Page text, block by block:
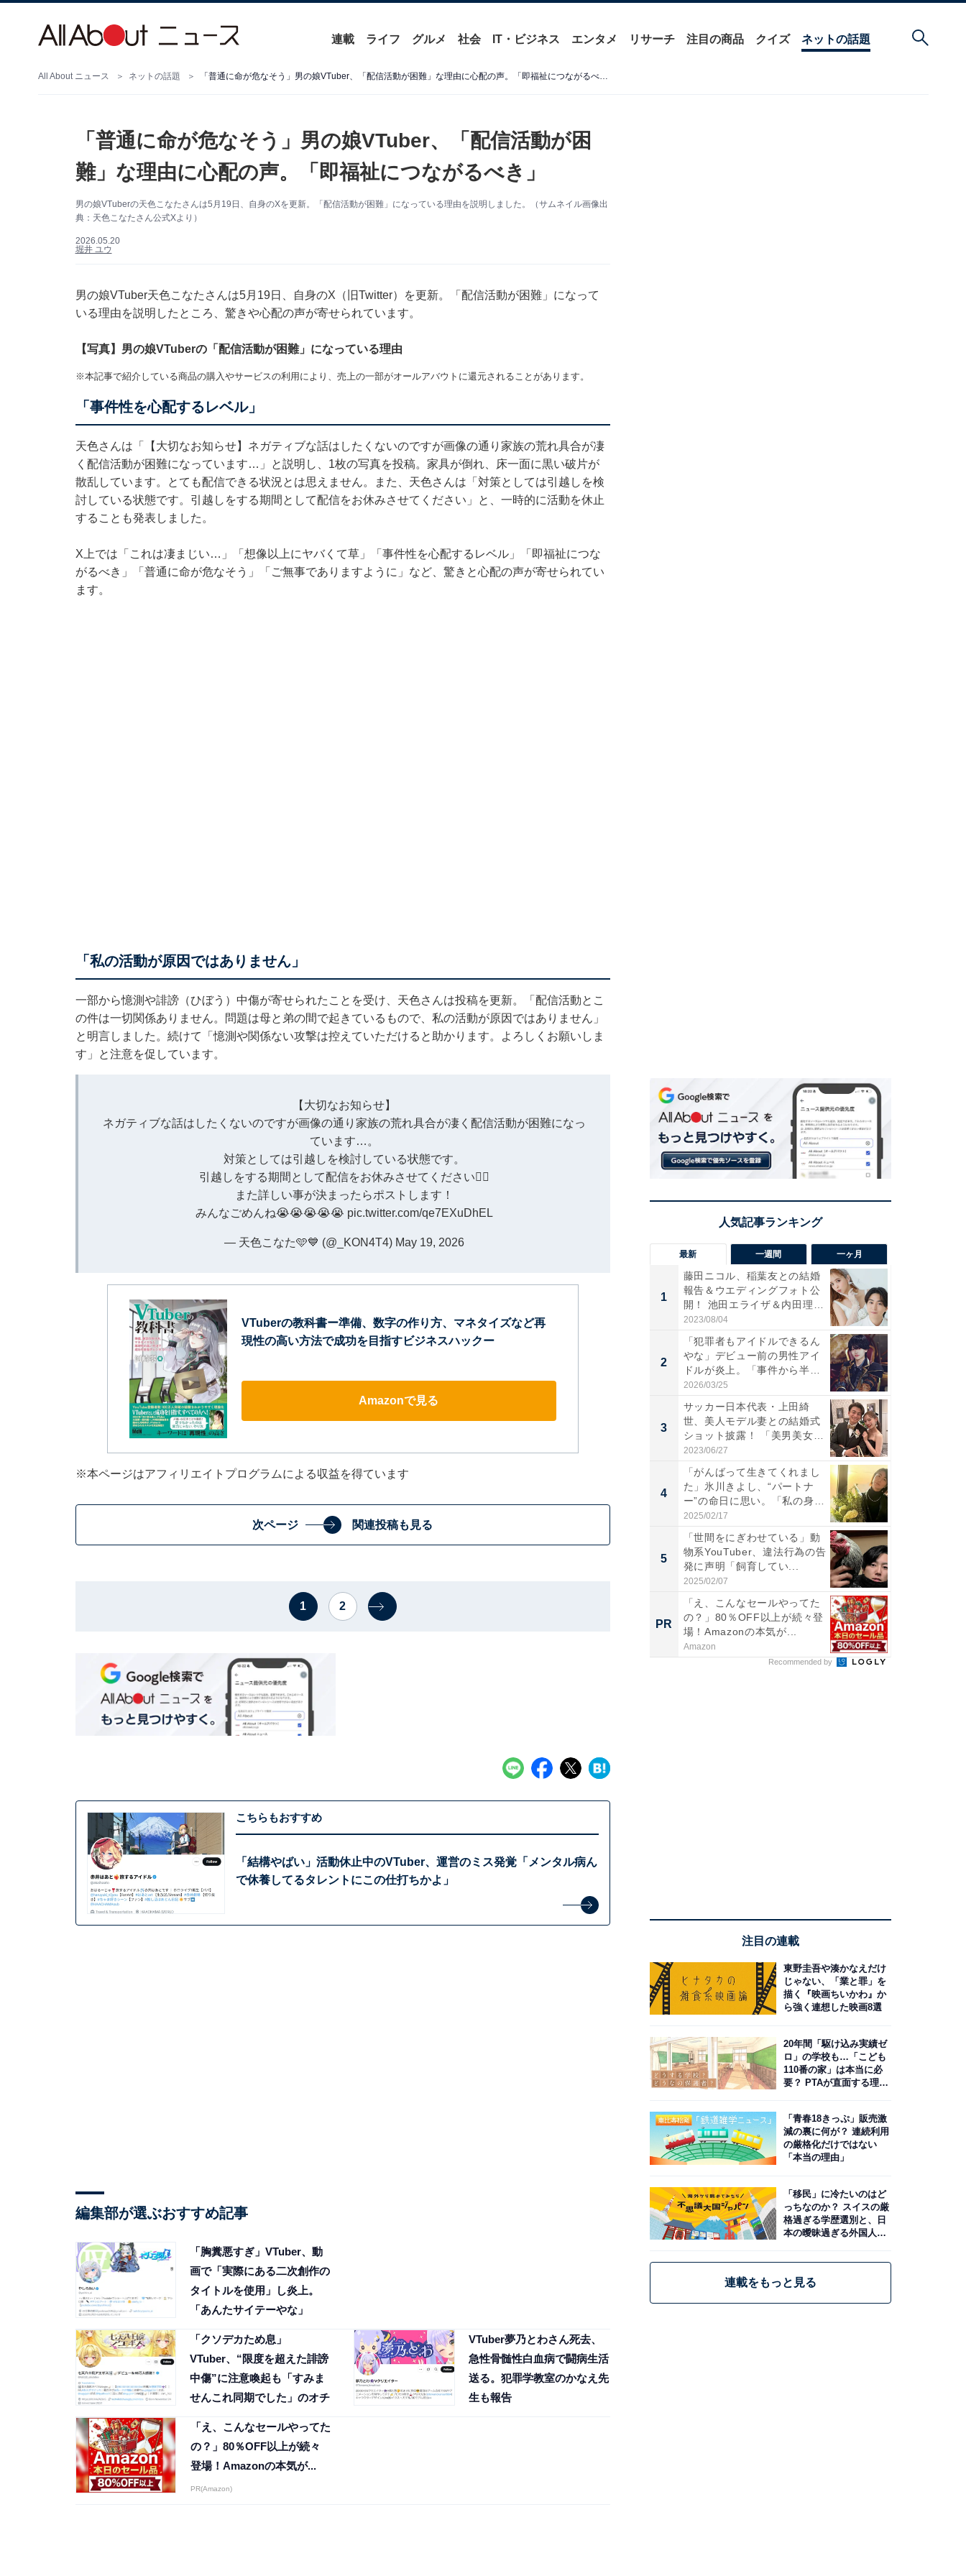
連載 ライフ グルメ 社会 IT・ビジネス エンタメ リサーチ 注目の商品 クイズ ネットの話題
All About ニュース ネットの話題 「普通に命が危なそう」男の娘VTuber、「配信活動が困難」な理由に心配の声。「即福祉につながるべき」
「普通に命が危なそう」男の娘VTuber、「配信活動が困
難」な理由に心配の声。「即福祉につながるべき」
男の娘VTuberの天色こなたさんは5月19日、自身のXを更新。「配信活動が困難」になっている理由を説明しました。（サムネイル画像出
典：天色こなたさん公式Xより）
2026.05.20
堀井 ユウ
男の娘VTuber天色こなたさんは5月19日、自身のX（旧Twitter）を更新。「配信活動が困難」になって
いる理由を説明したところ、驚きや心配の声が寄せられています。
【写真】男の娘VTuberの「配信活動が困難」になっている理由
※本記事で紹介している商品の購入やサービスの利用により、売上の一部がオールアバウトに還元されることがあります。
「事件性を心配するレベル」
天色さんは「【大切なお知らせ】ネガティブな話はしたくないのですが画像の通り家族の荒れ具合が凄
く配信活動が困難になっています…」と説明し、1枚の写真を投稿。家具が倒れ、床一面に黒い破片が
散乱しています。とても配信できる状況とは思えません。また、天色さんは「対策としては引越しを検
討している状態です。引越しをする期間として配信をお休みさせてください」と、一時的に活動を休止
することも発表しました。
X上では「これは凄まじい…」「想像以上にヤバくて草」「事件性を心配するレベル」「即福祉につな
がるべき」「普通に命が危なそう」「ご無事でありますように」など、驚きと心配の声が寄せられてい
ます。
「私の活動が原因ではありません」
一部から憶測や誹謗（ひぼう）中傷が寄せられたことを受け、天色さんは投稿を更新。「配信活動とこ
の件は一切関係ありません。問題は母と弟の間で起きているもので、私の活動が原因ではありません」
と明言しました。続けて「憶測や関係ない攻撃は控えていただけると助かります。よろしくお願いしま
す」と注意を促しています。
【大切なお知らせ】
ネガティブな話はしたくないのですが画像の通り家族の荒れ具合が凄く配信活動が困難になっ
ています…。
対策としては引越しを検討している状態です。
引越しをする期間として配信をお休みさせてください🙇‍♂️
また詳しい事が決まったらポストします！
みんなごめんね😭😭😭😭😭 pic.twitter.com/qe7EXuDhEL
— 天色こなた🩵💙 (@_KON4T4) May 19, 2026
VTuberの教科書ー準備、数字の作り方、マネタイズなど再
現性の高い方法で成功を目指すビジネスハックー
Amazonで見る
※本ページはアフィリエイトプログラムによる収益を得ています
次ページ 関連投稿も見る
1 2
こちらもおすすめ
「結構やばい」活動休止中のVTuber、運営のミス発覚「メンタル病ん
で休養してるタレントにこの仕打ちかよ」
編集部が選ぶおすすめ記事
「胸糞悪すぎ」VTuber、動
画で「実際にある二次創作の
タイトルを使用」し炎上。
「あんたサイテーやな」
「クソデカため息」
VTuber、“限度を超えた誹謗
中傷”に注意喚起も「すみま
せんこれ同期でした」のオチ
VTuber夢乃とわさん死去、
急性骨髄性白血病で闘病生活
送る。犯罪学教室のかなえ先
生も報告
「え、こんなセールやってた
の？」80％OFF以上が続々
登場！Amazonの本気が...
PR(Amazon)
最新 一週間 一ヶ月
1
藤田ニコル、稲葉友との結婚
報告＆ウエディングフォト公
開！ 池田エライザ＆内田理
央...
2023/08/04
2
「犯罪者もアイドルできるん
やな」デビュー前の男性アイ
ドルが炎上。「事件から半年
も...
2026/03/25
3
サッカー日本代表・上田綺
世、美人モデル妻との結婚式
ショット披露！ 「美男美女」
「...
2023/06/27
4
「がんばって生きてくれまし
た」氷川きよし、“パートナ
ー”の命日に思い。「私の身
体...
2025/02/17
5
「世間をにぎわせている」動
物系YouTuber、違法行為の告
発に声明「飼育してい...
2025/02/07
PR
「え、こんなセールやってた
の？」80％OFF以上が続々登
場！Amazonの本気が...
Amazon
Recommended by
注目の連載
東野圭吾や湊かなえだけ
じゃない、「業と罪」を
描く『映画ちいかわ』か
ら強く連想した映画8選
20年間「駆け込み実績ゼ
ロ」の学校も…「こども
110番の家」は本当に必
要？ PTAが直面する理想
「青春18きっぷ」販売激
減の裏に何が？ 連続利用
の厳格化だけではない
「本当の理由」
「移民」に冷たいのはど
っちなのか？ スイスの厳
格過ぎる学歴選別と、日
本の曖昧過ぎる外国人政
連載をもっと見る